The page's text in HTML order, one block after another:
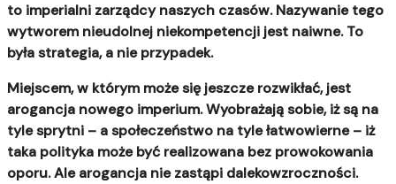
to imperialni zarządcy naszych czasów. Nazywanie tego
wytworem nieudolnej niekompetencji jest naiwne. To
była strategia, a nie przypadek.
Miejscem, w którym może się jeszcze rozwikłać, jest
arogancja nowego imperium. Wyobrażają sobie, iż są na
tyle sprytni – a społeczeństwo na tyle łatwowierne – iż
taka polityka może być realizowana bez prowokowania
oporu. Ale arogancja nie zastąpi dalekowzroczności.